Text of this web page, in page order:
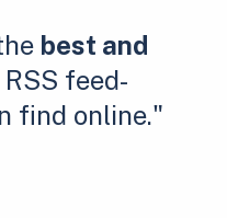
best and
RSS feed-
find online."